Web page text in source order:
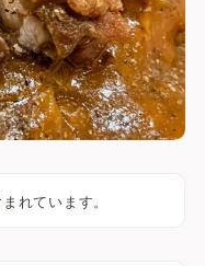
れています。